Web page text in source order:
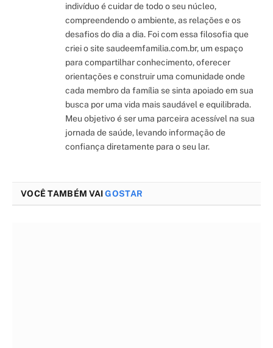
indivíduo é cuidar de todo o seu núcleo,
compreendendo o ambiente, as relações e os
desafios do dia a dia. Foi com essa filosofia que
criei o site saudeemfamilia.com.br, um espaço
para compartilhar conhecimento, oferecer
orientações e construir uma comunidade onde
cada membro da família se sinta apoiado em sua
busca por uma vida mais saudável e equilibrada.
Meu objetivo é ser uma parceira acessível na sua
jornada de saúde, levando informação de
confiança diretamente para o seu lar.
VOCÊ TAMBÉM VAIGOSTAR